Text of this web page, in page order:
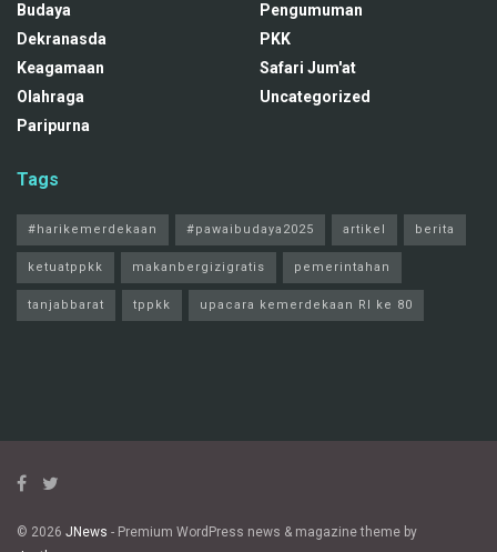
Budaya
Dekranasda
Keagamaan
Olahraga
Paripurna
Pengumuman
PKK
Safari Jum'at
Uncategorized
Tags
#harikemerdekaan #pawaibudaya2025 artikel berita
ketuatppkk makanbergizigratis pemerintahan
tanjabbarat tppkk upacara kemerdekaan RI ke 80
© 2026 JNews - Premium WordPress news & magazine theme by